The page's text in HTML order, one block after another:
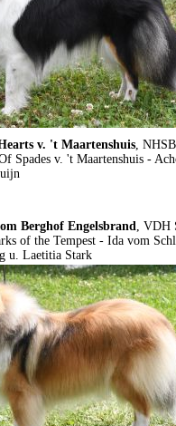
v. 't Maartenshuis,
Spades v. 't Maartenshuis -
Berghof Engelsbrand, VDH
of the Tempest - Ida vom
u. Laetitia Stark